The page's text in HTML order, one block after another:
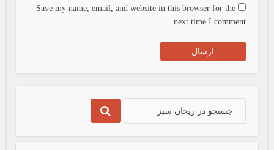
Save my name, email, and website in this browser for the
next time I comment.